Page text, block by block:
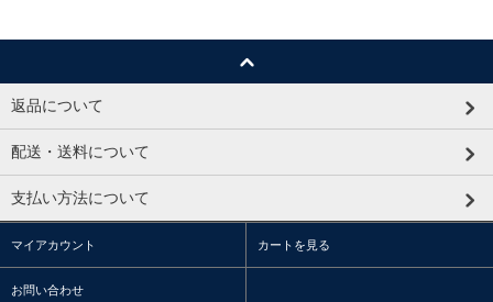
返品について
配送・送料について
支払い方法について
マイアカウント カートを見る
お問い合わせ